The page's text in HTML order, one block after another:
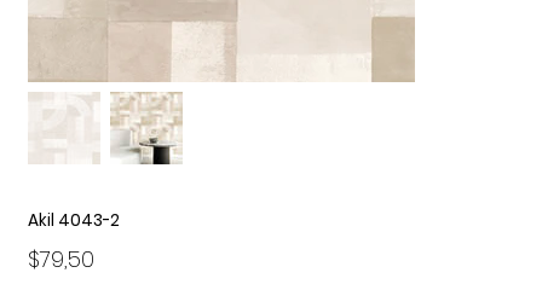
Akil 4043-2
Precio
$79,50